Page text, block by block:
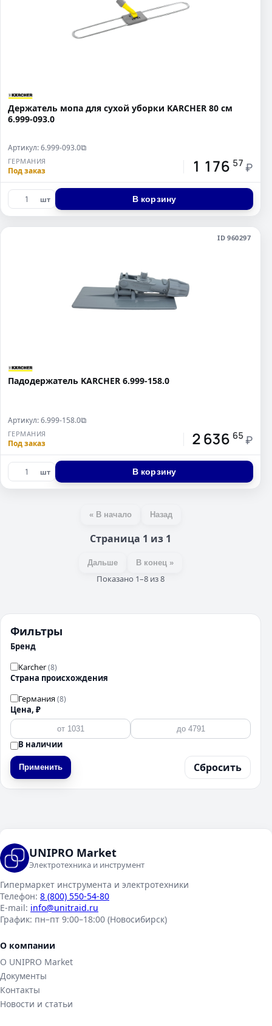
Фильтры
Бренд
Karcher(8)
Страна происхождения
Германия(8)
Цена, ₽
В наличии
Применить Сбросить
Держатель мопа для сухой уборки KARCHER 80 см
6.999-093.0
Артикул: 6.999-093.0⧉
ГЕРМАНИЯ
Под заказ 1 176 57 ₽
шт В корзину
ID 960297
Падодержатель KARCHER 6.999-158.0
Артикул: 6.999-158.0⧉
ГЕРМАНИЯ
Под заказ 2 636 65 ₽
шт В корзину
« В начало Назад
Страница 1 из 1
Дальше В конец »
Показано 1–8 из 8
UNIPRO Market
Электротехника и инструмент
Гипермаркет инструмента и электротехники
Телефон: 8 (800) 550-54-80
E-mail: info@unitraid.ru
График: пн–пт 9:00–18:00 (Новосибирск)
О компании
О UNIPRO Market
Документы
Контакты
Новости и статьи